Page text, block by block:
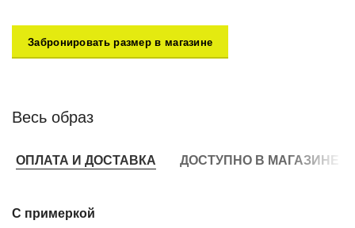
Забронировать размер в магазине
Весь образ
ОПЛАТА И ДОСТАВКА ДОСТУПНО В МАГАЗИНЕ
С примеркой